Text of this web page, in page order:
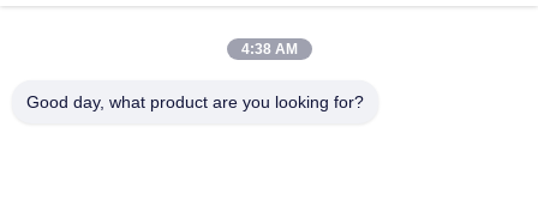
graisse
Équipement d'essai
d'huile de
4:38 AM
Good day, what product are you looking for?